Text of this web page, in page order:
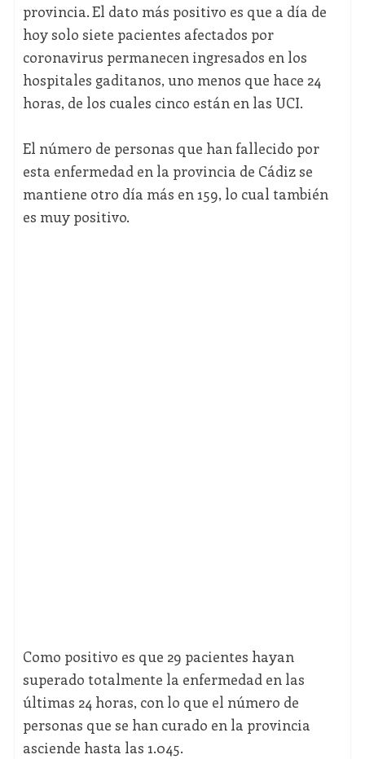
provincia. El dato más positivo es que a día de
hoy solo siete pacientes afectados por
coronavirus permanecen ingresados en los
hospitales gaditanos, uno menos que hace 24
horas, de los cuales cinco están en las UCI.
El número de personas que han fallecido por
esta enfermedad en la provincia de Cádiz se
mantiene otro día más en 159, lo cual también
es muy positivo.
Como positivo es que 29 pacientes hayan
superado totalmente la enfermedad en las
últimas 24 horas, con lo que el número de
personas que se han curado en la provincia
asciende hasta las 1.045.